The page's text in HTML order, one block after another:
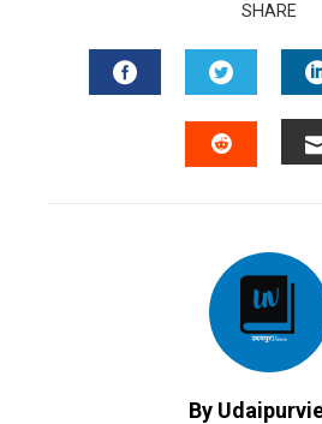
SHARE
FACEBOOKTWITTER
By